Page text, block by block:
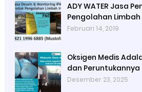
ADY WATER Jasa
Pengolahan Limbah
di Bandung
Februari 14, 2019
Oksigen Medis
dan Peruntukannya
Desember 23, 2025